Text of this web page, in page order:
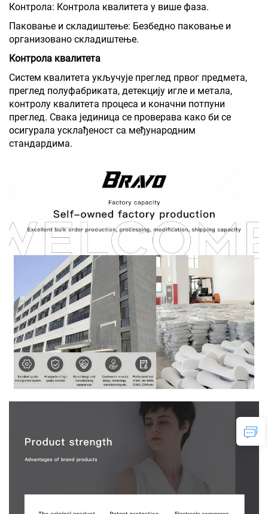
Контрола: Контрола квалитета у више фаза.
Паковање и складиштење: Безбедно паковање и
организовано складиштење.
Контрола квалитета
Систем квалитета укључује преглед првог предмета,
преглед полуфабриката, детекцију игле и метала,
контролу квалитета процеса и коначни потпуни
преглед. Свака јединица се проверава како би се
осигурала усклађеност са међународним
стандардима.